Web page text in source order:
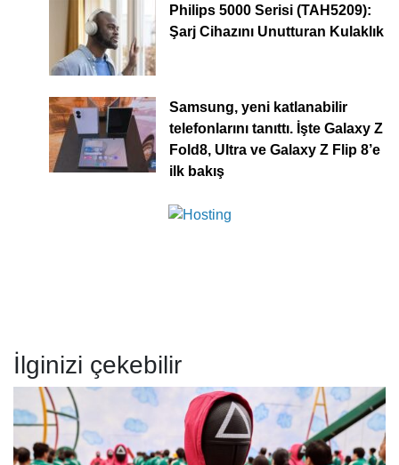
Philips 5000 Serisi (TAH5209):
Şarj Cihazını Unutturan Kulaklık
Samsung, yeni katlanabilir
telefonlarını tanıttı. İşte Galaxy Z
Fold8, Ultra ve Galaxy Z Flip 8’e
ilk bakış
İlginizi çekebilir